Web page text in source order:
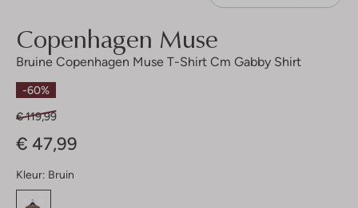
Copenhagen Muse
Bruine Copenhagen Muse T-Shirt Cm Gabby Shirt
-60%
€ 119,99
€ 47,99
Kleur: Bruin